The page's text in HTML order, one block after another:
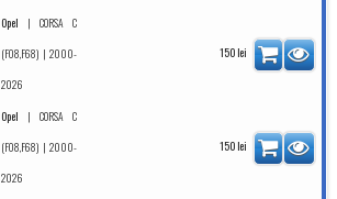
Opel |CORSA C
(F08,F68) | 2000-
2026
150 lei
Opel |CORSA C
(F08,F68) | 2000-
2026
150 lei